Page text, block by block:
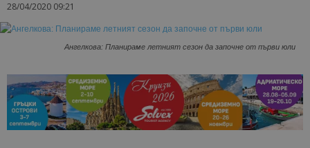
28/04/2020 09:21
Ангелкова: Планираме летният сезон да започне от първи юли